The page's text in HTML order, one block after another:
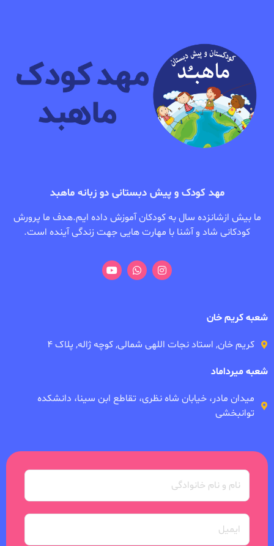
مهد کودک و پیش دبستانی دو زبانه ماهبد
ما بیش ازشانزده سال به کودکان آموزش داده ایم.هدف ما پرورش
کودکانی شاد و آشنا با مهارت هایی جهت زندگی آینده است.
شعبه کریم خان
کریم خان, استاد نجات اللهی شمالی, کوچه ژاله, پلاک ۴
شعبه میرداماد
میدان مادر، خیابان شاه نظری، تقاطع ابن سینا، دانشکده
توانبخشی